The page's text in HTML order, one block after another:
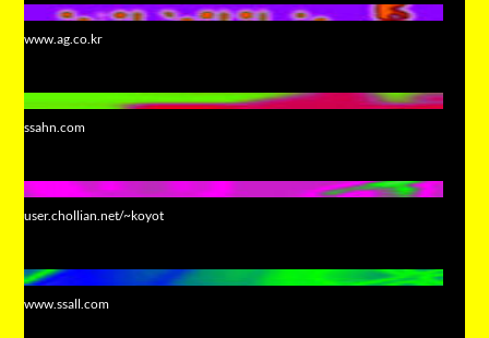
www.ag.co.kr
ssahn.com
user.chollian.net/~koyot
www.ssall.com